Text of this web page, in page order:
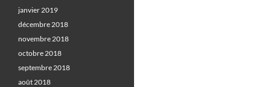
janvier 2019
décembre 2018
novembre 2018
octobre 2018
septembre 2018
août 2018